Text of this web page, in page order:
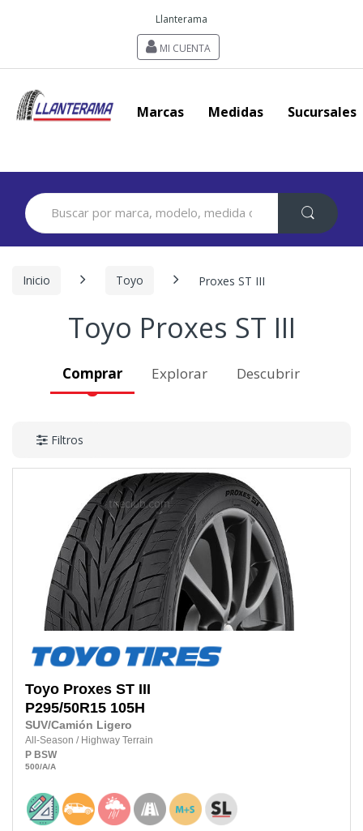
Llanterama
MI CUENTA
Marcas Medidas Sucursales
Search
for:
Inicio Toyo Proxes ST III
Toyo Proxes ST III
Comprar Explorar Descubrir
Filtros
Toyo Proxes ST III
P295/50R15 105H
SUV/Camión Ligero
All-Season / Highway Terrain
P BSW
500/A/A